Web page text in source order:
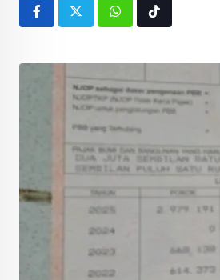
WhatsappTiktok